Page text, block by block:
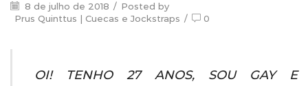
8 de julho de 2018 / Posted by
Prus Quinttus | Cuecas e Jockstraps / 0
OI! TENHO 27 ANOS, SOU GAY E